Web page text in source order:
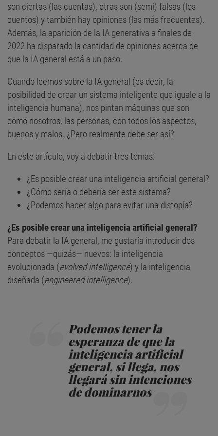
son ciertas (las cuentas), otras son (semi) falsas (los
cuentos) y también hay opiniones (las más frecuentes).
Además, la aparición de la IA generativa a finales de
2022 ha disparado la cantidad de opiniones acerca de
que la IA general está a un paso.
Cuando leemos sobre la IA general (es decir, la
posibilidad de crear un sistema inteligente que iguale a la
inteligencia humana), nos pintan máquinas que son
como nosotros, las personas, con todos los aspectos,
buenos y malos. ¿Pero realmente debe ser así?
En este artículo, voy a debatir tres temas:
¿Es posible crear una inteligencia artificial general?
¿Cómo sería o debería ser este sistema?
¿Podemos hacer algo para evitar una distopía?
¿Es posible crear una inteligencia artificial general?
Para debatir la IA general, me gustaría introducir dos
conceptos —quizás— nuevos: la inteligencia
evolucionada (evolved intelligence) y la inteligencia
diseñada (engineered intelligence).
Podemos tener la
esperanza de que la
inteligencia artificial
general, si llega, nos
llegará sin intenciones
de dominarnos